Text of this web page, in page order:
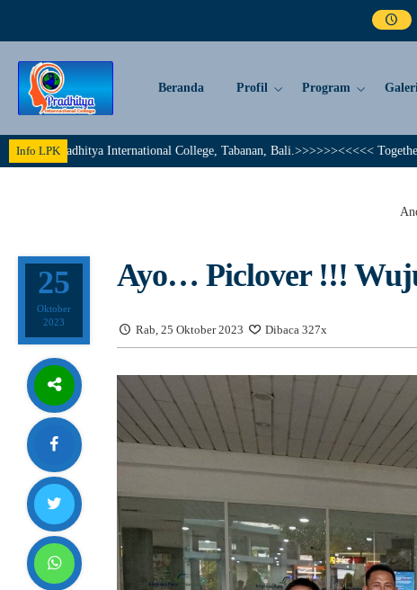
Beranda Profil Program
Info LPK
International College, Tabanan, Bali.>>>>>><<<<< Together We Achieve
25
Oktober
2023
Ayo… Piclover !!!
Rab, 25 Oktober 2023 Dibaca 327x